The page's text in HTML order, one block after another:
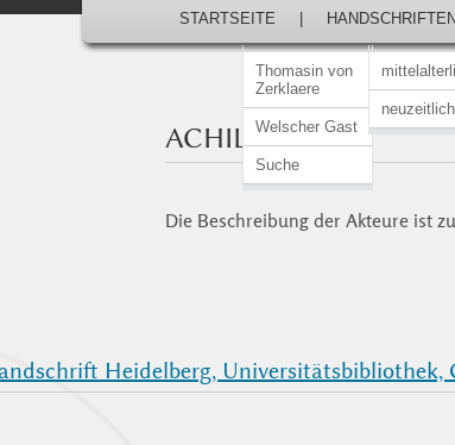
STARTSEITE
Thomasin von
Zerklaere
Welscher Gast
Suche
HANDSCHRIFTEN
neuzeitlich
ACHILLES
Die Beschreibung der Akteure ist
Heidelberg, Universitätsbibliothek,